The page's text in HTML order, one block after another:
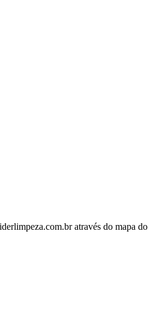
através do mapa